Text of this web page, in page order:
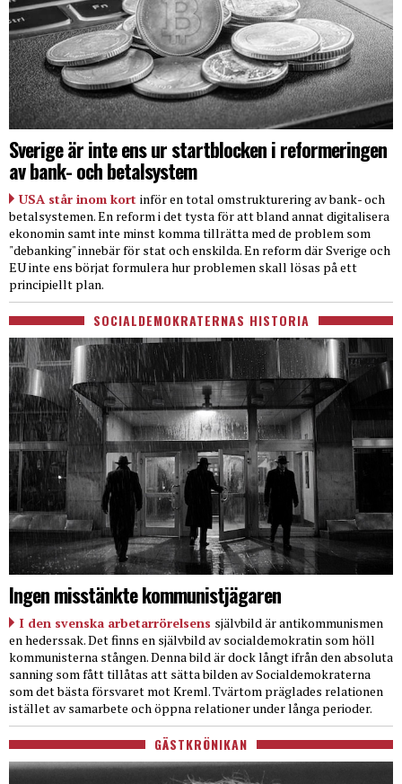
Sverige är inte ens ur startblocken i reformeringen
av bank- och betalsystem
USA står inom kort inför en total omstrukturering av bank- och
betalsystemen. En reform i det tysta för att bland annat digitalisera
ekonomin samt inte minst komma tillrätta med de problem som
"debanking" innebär för stat och enskilda. En reform där Sverige och
EU inte ens börjat formulera hur problemen skall lösas på ett
principiellt plan.
SOCIALDEMOKRATERNAS HISTORIA
Ingen misstänkte kommunistjägaren
I den svenska arbetarrörelsens självbild är antikommunismen
en hederssak. Det finns en självbild av socialdemokratin som höll
kommunisterna stången. Denna bild är dock långt ifrån den absoluta
sanning som fått tillåtas att sätta bilden av Socialdemokraterna
som det bästa försvaret mot Kreml. Tvärtom präglades relationen
istället av samarbete och öppna relationer under långa perioder.
GÄSTKRÖNIKAN